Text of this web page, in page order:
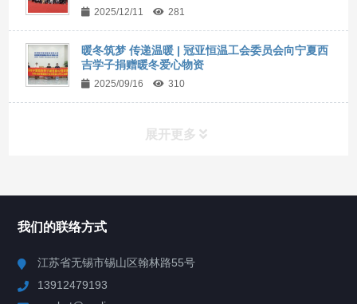
2025/12/11 281
暖冬筑梦 传递温暖 | 冠亚恒温工会委员会向宁夏西
吉学子捐赠暖冬爱心物资
2025/09/16 310
展开更多
Chiller高精度制冷循环器
我们的联络方式
江苏省无锡市锡山区翰林路55号
13912479193